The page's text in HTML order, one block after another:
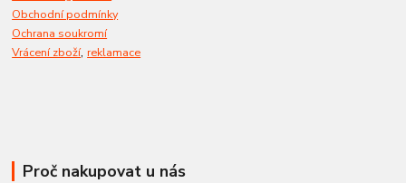
Obchodní podmínky
Ochrana soukromí
Vrácení zboží,reklamace
Proč nakupovat u nás